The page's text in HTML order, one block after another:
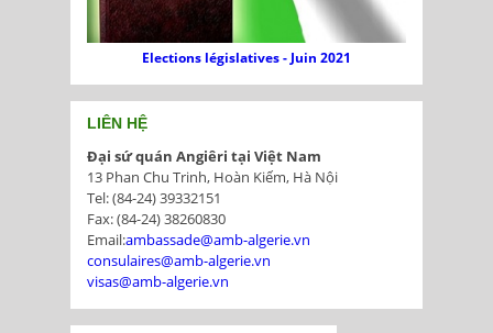
Elections législatives - Juin 2021
LIÊN HỆ
Đại sứ quán Angiêri tại Việt Nam
13 Phan Chu Trinh, Hoàn Kiếm, Hà Nội
Tel: (84-24) 39332151
Fax: (84-24) 38260830
Email:ambassade@amb-algerie.vn
consulaires@amb-algerie.vn
visas@amb-algerie.vn